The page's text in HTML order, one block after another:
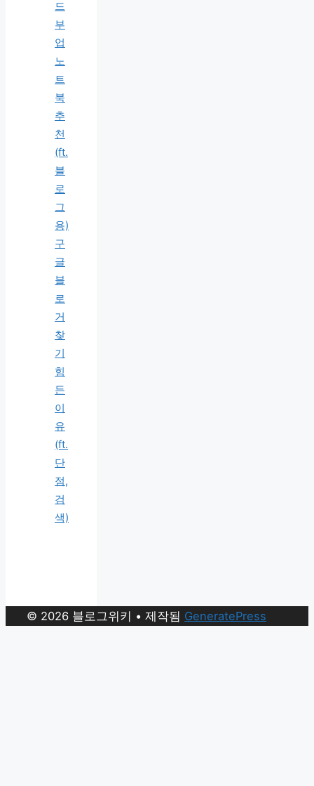
드
부
업
노
트
북
추
천
(ft.
블
로
그
용)
구
글
블
로
거
찾
기
힘
든
이
유
(ft.
단
점,
검
색)
© 2026 블로그위키 • 제작됨 GeneratePress